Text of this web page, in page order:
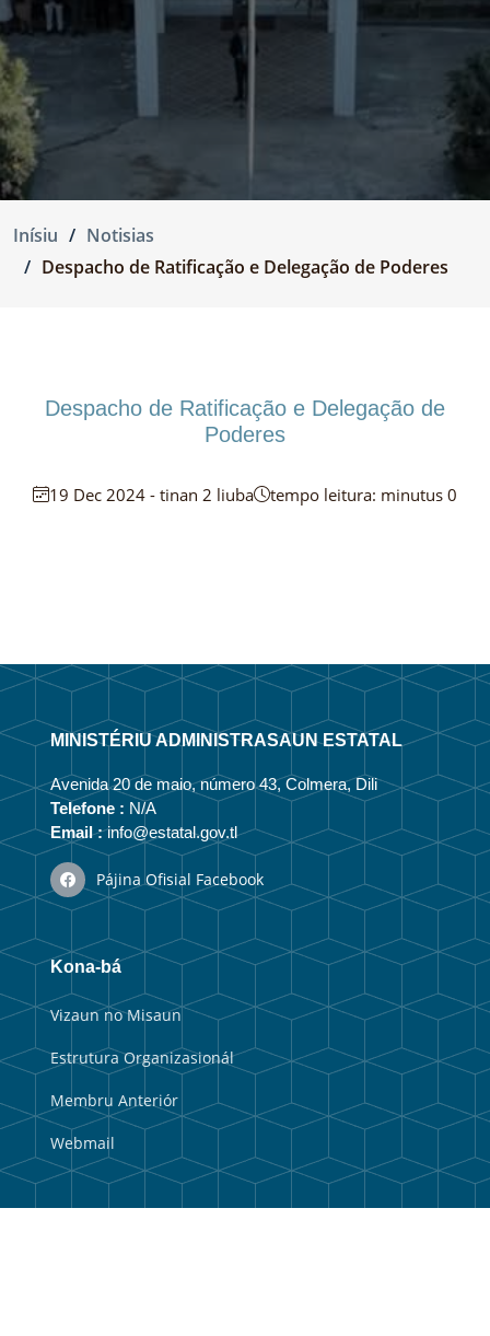
Inísiu
Notisias
Despacho de Ratificação e Delegação de Poderes
Despacho de Ratificação e Delegação de
Poderes
19 Dec 2024 - tinan 2 liuba tempo leitura: minutus 0
MINISTÉRIU ADMINISTRASAUN ESTATAL
Avenida 20 de maio, número 43, Colmera, Dili
Telefone : N/A
Email :info@estatal.gov.tl
Pájina Ofisial Facebook
Kona-bá
Vizaun no Misaun
Estrutura Organizasionál
Membru Anteriór
Webmail